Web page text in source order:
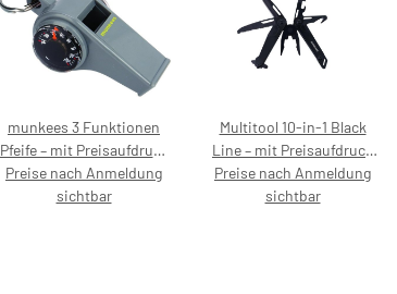
munkees 3 Funktionen
Pfeife – mit Preisaufdruck
5,99 €
Preise nach Anmeldung
sichtbar
Multitool 10-in-1 Black
Line – mit Preisaufdruck
24,99 €
Preise nach Anmeldung
sichtbar